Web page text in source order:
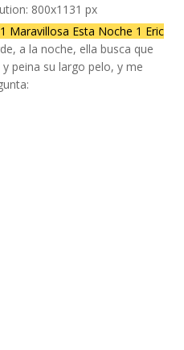
800x1131 px
Maravillosa Esta Noche 1 Eric
a la noche, ella busca que
peina su largo pelo, y me